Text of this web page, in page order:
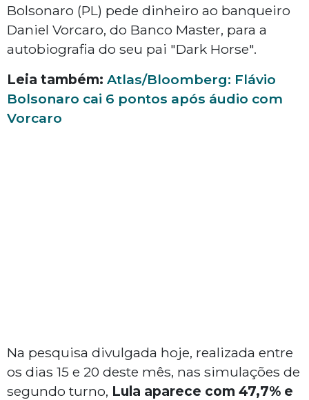
Bolsonaro (PL) pede dinheiro ao banqueiro
Daniel Vorcaro, do Banco Master, para a
autobiografia do seu pai "Dark Horse".
Leia também: Atlas/Bloomberg: Flávio
Bolsonaro cai 6 pontos após áudio com
Vorcaro
Na pesquisa divulgada hoje, realizada entre
os dias 15 e 20 deste mês, nas simulações de
segundo turno, Lula aparece com 47,7% e